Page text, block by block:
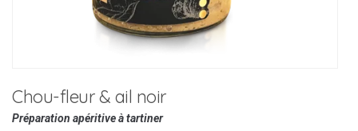
Chou-fleur & ail noir
Préparation apéritive à tartiner